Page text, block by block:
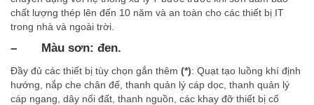
chất lượng thép lên đến 10 năm và an toàn cho các thiết bị IT
trong nhà và ngoài trời.
– Màu sơn: đen.
Đầy đủ các thiết bị tùy chọn gắn thêm (*): Quạt tạo luồng khí định
hướng, nắp che chân đế, thanh quản lý cáp dọc, thanh quản lý
cáp ngang, dây nối đất, thanh nguồn, các khay đỡ thiết bị cố